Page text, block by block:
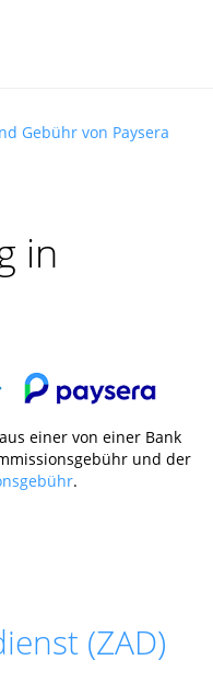
Gebühr von Paysera
in
einer von einer Bank
und der
.
(ZAD)